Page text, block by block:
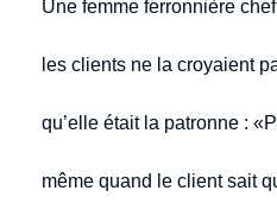
Une femme ferronnière
les clients ne la croyaient
qu’elle était la patronne :
même quand le client sait